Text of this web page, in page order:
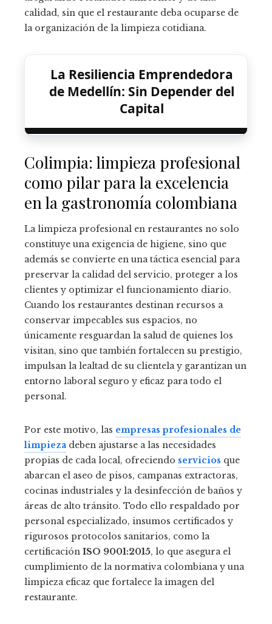
calidad, sin que el restaurante deba ocuparse de
la organización de la limpieza cotidiana.
La Resiliencia Emprendedora
de Medellín: Sin Depender del
Capital
Colimpia: limpieza profesional
como pilar para la excelencia
en la gastronomía colombiana
La limpieza profesional en restaurantes no solo
constituye una exigencia de higiene, sino que
además se convierte en una táctica esencial para
preservar la calidad del servicio, proteger a los
clientes y optimizar el funcionamiento diario.
Cuando los restaurantes destinan recursos a
conservar impecables sus espacios, no
únicamente resguardan la salud de quienes los
visitan, sino que también fortalecen su prestigio,
impulsan la lealtad de su clientela y garantizan un
entorno laboral seguro y eficaz para todo el
personal.
Por este motivo, las empresas profesionales de
limpieza deben ajustarse a las necesidades
propias de cada local, ofreciendo servicios que
abarcan el aseo de pisos, campanas extractoras,
cocinas industriales y la desinfección de baños y
áreas de alto tránsito. Todo ello respaldado por
personal especializado, insumos certificados y
rigurosos protocolos sanitarios, como la
certificación ISO 9001:2015, lo que asegura el
cumplimiento de la normativa colombiana y una
limpieza eficaz que fortalece la imagen del
restaurante.